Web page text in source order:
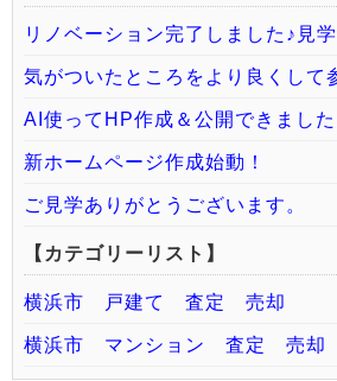
リノベーション完了しました♪見
気がついたところをより良くして
AI使ってHP作成＆公開できました
新ホームページ作成始動！
ご見学ありがとうございます。
【カテゴリーリスト】
横浜市 戸建て 査定 売却
横浜市 マンション 査定 売却